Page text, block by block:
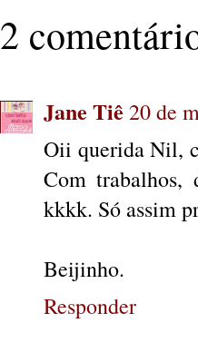
2
Jane Tiê 20 de
Oii querida Nil,
Com trabalhos,
kkkk. Só assim
Beijinho.
Responder